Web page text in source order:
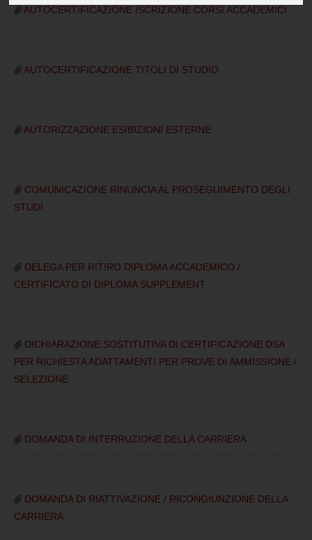
AUTOCERTIFICAZIONE ISCRIZIONE CORSI ACCADEMICI
AUTOCERTIFICAZIONE TITOLI DI STUDIO
AUTORIZZAZIONE ESIBIZIONI ESTERNE
COMUNICAZIONE RINUNCIA AL PROSEGUIMENTO DEGLI
STUDI
DELEGA PER RITIRO DIPLOMA ACCADEMICO /
CERTIFICATO DI DIPLOMA SUPPLEMENT
DICHIARAZIONE SOSTITUTIVA DI CERTIFICAZIONE DSA
PER RICHIESTA ADATTAMENTI PER PROVE DI AMMISSIONE /
SELEZIONE
DOMANDA DI INTERRUZIONE DELLA CARRIERA
DOMANDA DI RIATTIVAZIONE / RICONGIUNZIONE DELLA
CARRIERA